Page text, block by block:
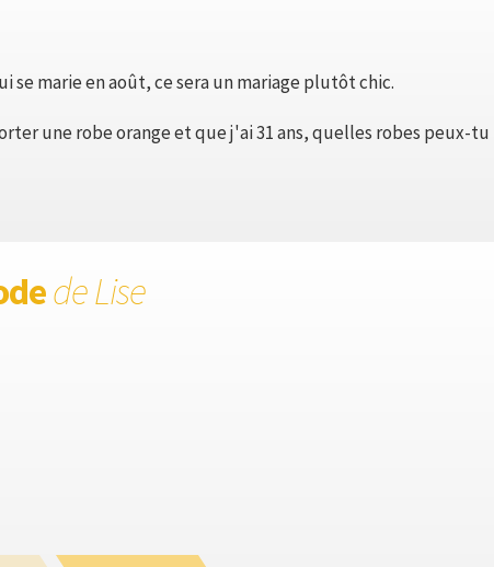
se marie en août, ce sera un mariage plutôt chic.
une robe orange et que j'ai 31 ans, quelles robes peux-tu
de Lise